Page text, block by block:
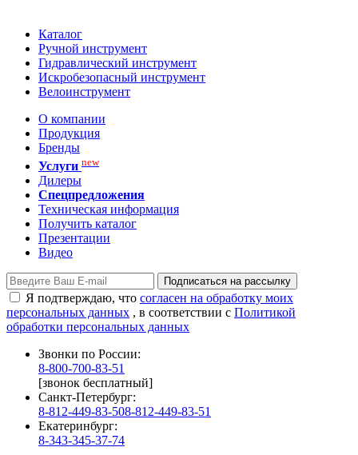
Каталог
Ручной инструмент
Гидравлический инструмент
Искробезопасный инструмент
Велоинструмент
О компании
Продукция
Бренды
Услуги new
Дилеры
Спецпредложения
Техническая информация
Получить каталог
Презентации
Видео
Подписаться на рассылку
Я подтверждаю, что согласен на обработку моих
персональных данных , в соответствии с Политикой
обработки персональных данных
Звонки по России:
8-800-700-83-51
[звонок бесплатный]
Санкт-Петербург:
8-812-449-83-508-812-449-83-51
Екатеринбург:
8-343-345-37-74